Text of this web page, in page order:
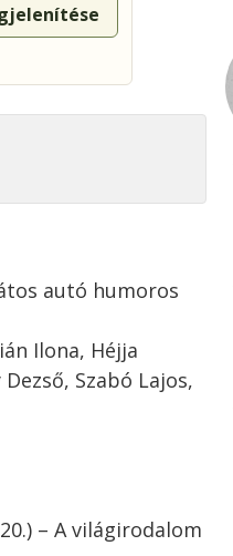
autó humoros
Ilona, Héjja
Szabó Lajos,
– A világirodalom